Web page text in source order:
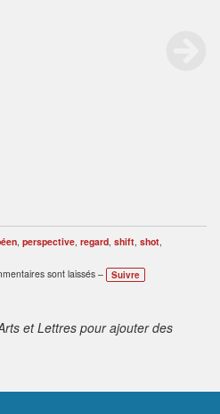
, perspective, regard, shift, shot,
sont laissés –
Suivre
et Lettres pour ajouter des